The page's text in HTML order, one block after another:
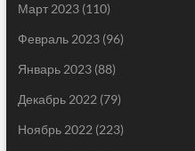
Март 2023(110)
Февраль 2023(96)
Январь 2023(88)
Декабрь 2022 (79)
Ноябрь 2022 (223)